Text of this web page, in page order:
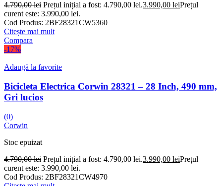
4.790,00lei Prețul inițial a fost: 4.790,00 lei.3.990,00 leiPrețul
curent este: 3.990,00 lei.
Cod Produs: 2BF28321CW5360
Citește mai mult
Compara
-17%
Adaugă la favorite
Bicicleta Electrica Corwin 28321 – 28 Inch, 490 mm,
Gri lucios
(0)
Corwin
Stoc epuizat
4.790,00lei Prețul inițial a fost: 4.790,00 lei.3.990,00 leiPrețul
curent este: 3.990,00 lei.
Cod Produs: 2BF28321CW4970